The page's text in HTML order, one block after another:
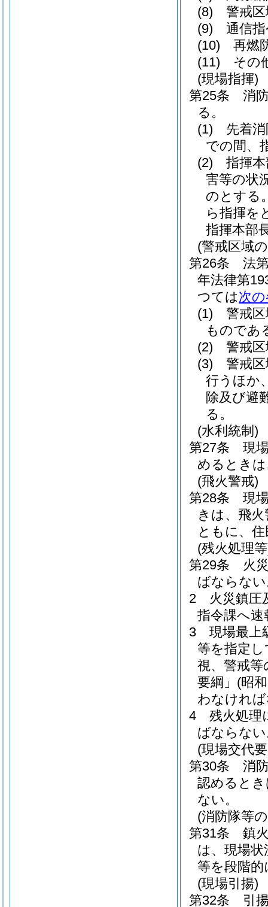
(8)
警戒
(9)
通信
(10)
再燃
(11)
その
(現場指揮)
第25条
消
る。
(1)
先着
での間、
(2)
指揮
害等の状
のとする
ら指揮を
指揮本部
(警戒区域
第26条
法
年法律第
つては次
(1)
警戒
ものであ
(2)
警戒
(3)
警戒
行うほか
除及び避
る。
(水利統制)
第27条
現
めるとき
(飛火警戒)
第28条
現
きは、飛
ともに、
(残火処理
第29条
火
ばならな
2
火災鎮圧
指令課へ
3
現場最上
等を指定
視、警戒
要綱」 (昭
わなけれ
4
残火処理
ばならな
(現場交代
第30条
消
認めると
ない。
(消防隊等
第31条
鎮
は、現場
等を段階
(現場引揚)
第32条
引